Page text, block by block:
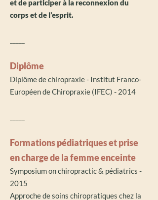
et de participer à la reconnexion du
corps et de l’esprit.
Diplôme
Diplôme de chiropraxie - Institut Franco-
Européen de Chiropraxie (IFEC) - 2014
Formations pédiatriques et prise
en charge de la femme enceinte
Symposium on chiropractic & pédiatrics -
2015
Approche de soins chiropratiques chez la